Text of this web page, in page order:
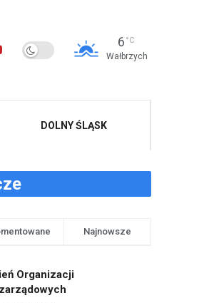
6 °C
Wałbrzych
DOLNY ŚLĄSK
Najnowsze
Organizacji